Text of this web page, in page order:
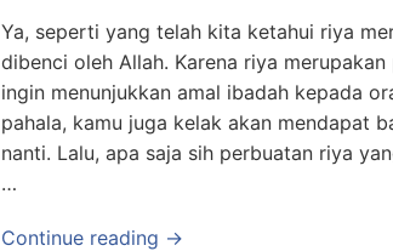
Ya, seperti yang telah kita ketahui riya
dibenci oleh Allah. Karena riya
ingin menunjukkan amal ibadah kepada
pahala, kamu juga kelak akan mendapat
nanti. Lalu, apa saja sih perbuatan riya
…
Continue reading →